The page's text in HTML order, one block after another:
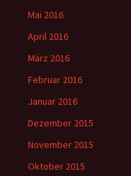
Mai 2016
April 2016
März 2016
Februar 2016
Januar 2016
Dezember 2015
November 2015
Oktober 2015